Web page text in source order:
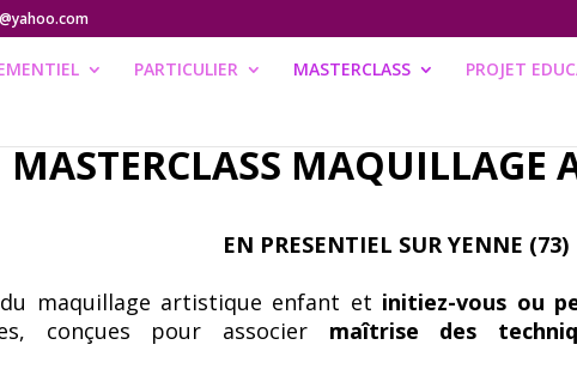
PARTICULIER MASTERCLASS PROJET
MASTERCLASSMAQUILLAGE
EN PRESENTIEL SUR YENNE (73)
du maquillage artistique enfant et initiez-vous ou
conçues pour associer maîtrise des